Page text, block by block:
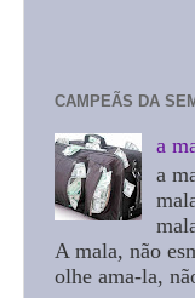
CAMPEÃS DA
a
a
A mala, não
olhe ama-la,